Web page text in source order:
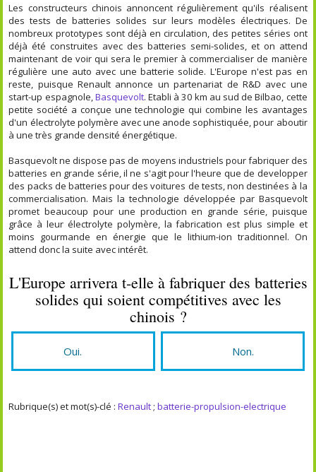
Les constructeurs chinois annoncent régulièrement qu'ils réalisent
des tests de batteries solides sur leurs modèles électriques. De
nombreux prototypes sont déjà en circulation, des petites séries ont
déjà été construites avec des batteries semi-solides, et on attend
maintenant de voir qui sera le premier à commercialiser de manière
régulière une auto avec une batterie solide. L'Europe n'est pas en
reste, puisque Renault annonce un partenariat de R&D avec une
start-up espagnole,Basquevolt. Etabli à 30 km au sud de Bilbao, cette
petite société a conçue une technologie qui combine les avantages
d'un électrolyte polymère avec une anode sophistiquée, pour aboutir
à une très grande densité énergétique.
Basquevolt ne dispose pas de moyens industriels pour fabriquer des
batteries en grande série, il ne s'agit pour l'heure que de developper
des packs de batteries pour des voitures de tests, non destinées à la
commercialisation. Mais la technologie développée par Basquevolt
promet beaucoup pour une production en grande série, puisque
grâce à leur électrolyte polymère, la fabrication est plus simple et
moins gourmande en énergie que le lithium-ion traditionnel. On
attend donc la suite avec intérêt.
L'Europe arrivera t-elle à fabriquer des batteries
solides qui soient compétitives avec les
chinois ?
Oui. Non.
Rubrique(s) et mot(s)-clé :Renault;batterie-propulsion-electrique